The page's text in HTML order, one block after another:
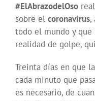
#ElAbrazodelOso
sobre el coronavirus,
todo el mundo y que
realidad de golpe,
Treinta días en que la
cada minuto que
es necesario, de